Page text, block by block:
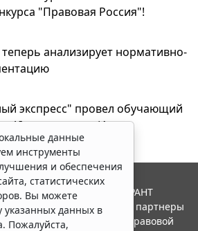
"Правовая Россия"!
теперь анализирует нормативно-
экспресс" провел обучающий
AI-ассистентом Искра
данные
инструменты
и обеспечения
статистических
Вы можете
указанных данных в
Пожалуйста,
2026. Система ГАРАНТ
Компания "Гарант" и ее партнеры
Российской ассоциации правовой